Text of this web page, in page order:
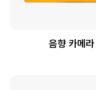
음향 카메라